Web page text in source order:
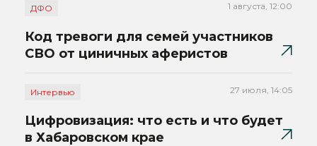
ДФО 1 августа, 12:00
Код тревоги для семей участников
СВО от циничных аферистов
Интервью 27 июля, 14:05
Цифровизация: что есть и что будет
в Хабаровском крае